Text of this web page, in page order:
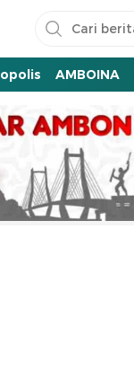
AMBOINA